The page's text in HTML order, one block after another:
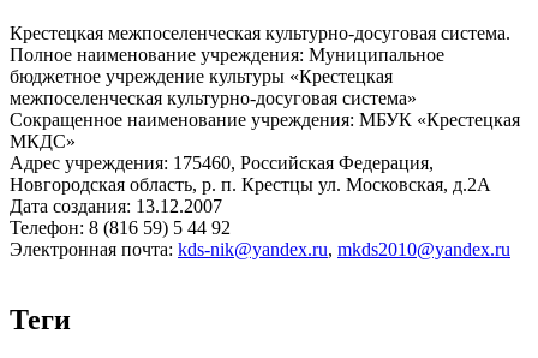
Крестецкая межпоселенческая культурно-досуговая система.
Полное наименование учреждения: Муниципальное
бюджетное учреждение культуры «Крестецкая
межпоселенческая культурно-досуговая система»
Сокращенное наименование учреждения: МБУК «Крестецкая
МКДС»
Адрес учреждения: 175460, Российская Федерация,
Новгородская область, р. п. Крестцы ул. Московская, д.2А
Дата создания: 13.12.2007
Телефон: 8 (816 59) 5 44 92
Электронная почта: kds-nik@yandex.ru, mkds2010@yandex.ru
Теги